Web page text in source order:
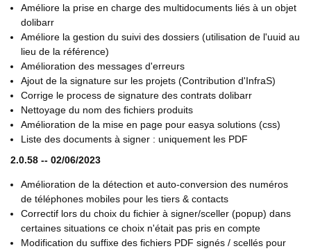
Améliore la prise en charge des multidocuments liés à un objet
dolibarr
Améliore la gestion du suivi des dossiers (utilisation de l'uuid au
lieu de la référence)
Amélioration des messages d'erreurs
Ajout de la signature sur les projets (Contribution d'InfraS)
Corrige le process de signature des contrats dolibarr
Nettoyage du nom des fichiers produits
Amélioration de la mise en page pour easya solutions (css)
Liste des documents à signer : uniquement les PDF
2.0.58 -- 02/06/2023
Amélioration de la détection et auto-conversion des numéros
de téléphones mobiles pour les tiers & contacts
Correctif lors du choix du fichier à signer/sceller (popup) dans
certaines situations ce choix n'était pas pris en compte
Modification du suffixe des fichiers PDF signés / scellés pour